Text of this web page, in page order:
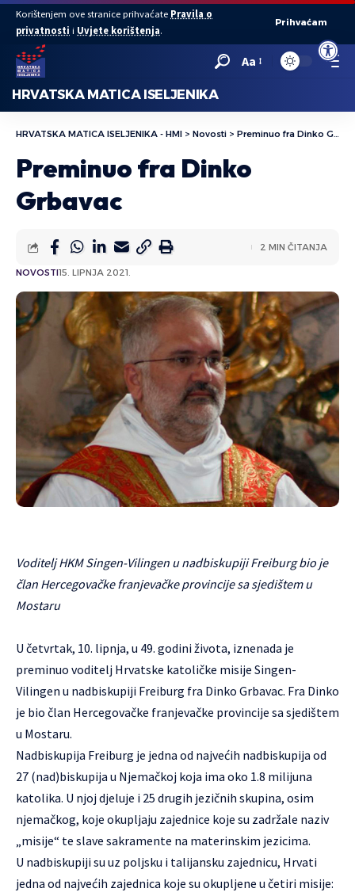
Open
Korištenjem ove stranice prihvaćate Pravila o
privatnosti i Uvjete korištenja.
Prihvaćam
Aa
HRVATSKA MATICA ISELJENIKA
HRVATSKA MATICA ISELJENIKA - HMI > Novosti > Preminuo fra Dinko Grbavac
Preminuo fra Dinko
Grbavac
NOVOSTI15. LIPNJA 2021.
2 MIN ČITANJA
Voditelj HKM Singen-Vilingen u nadbiskupiji Freiburg bio je
član Hercegovačke franjevačke provincije sa sjedištem u
Mostaru
U četvrtak, 10. lipnja, u 49. godini života, iznenada je
preminuo voditelj Hrvatske katoličke misije Singen-
Vilingen u nadbiskupiji Freiburg fra Dinko Grbavac. Fra Dinko
je bio član Hercegovačke franjevačke provincije sa sjedištem
u Mostaru.
Nadbiskupija Freiburg je jedna od najvećih nadbiskupija od
27 (nad)biskupija u Njemačkoj koja ima oko 1.8 milijuna
katolika. U njoj djeluje i 25 drugih jezičnih skupina, osim
njemačkog, koje okupljaju zajednice koje su zadržale naziv
„misije“ te slave sakramente na materinskim jezicima.
U nadbiskupiji su uz poljsku i talijansku zajednicu, Hrvati
jedna od najvećih zajednica koje su okupljene u četiri misije: